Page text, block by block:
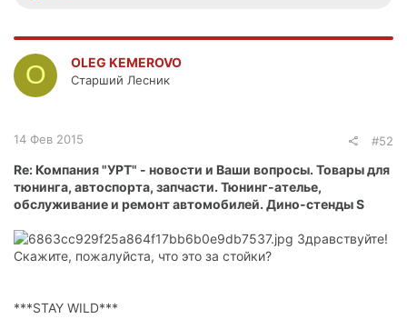
к
ц
и
O OLEG KEMEROVO
Старший Лесник
14 Фев 2015 #52
Re: Компания "УРТ" - новости и Ваши вопросы. Товары для
тюнинга, автоспорта, запчасти. Тюнинг-ателье,
обслуживание и ремонт автомобилей. Дино-стенды S
Здравствуйте!
Скажите, пожалуйста, что это за стойки?
***STAY WILD***